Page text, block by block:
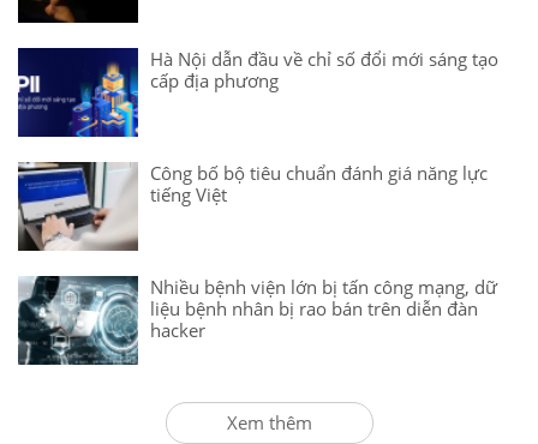
Hà Nội dẫn đầu về chỉ số đổi mới sáng tạo
cấp địa phương
Công bố bộ tiêu chuẩn đánh giá năng lực
tiếng Việt
Nhiều bệnh viện lớn bị tấn công mạng, dữ
liệu bệnh nhân bị rao bán trên diễn đàn
hacker
Xem thêm